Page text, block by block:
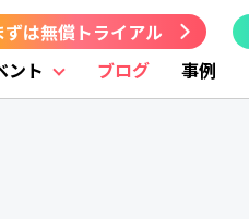
ント ブログ 事例
ずは無償トライアル